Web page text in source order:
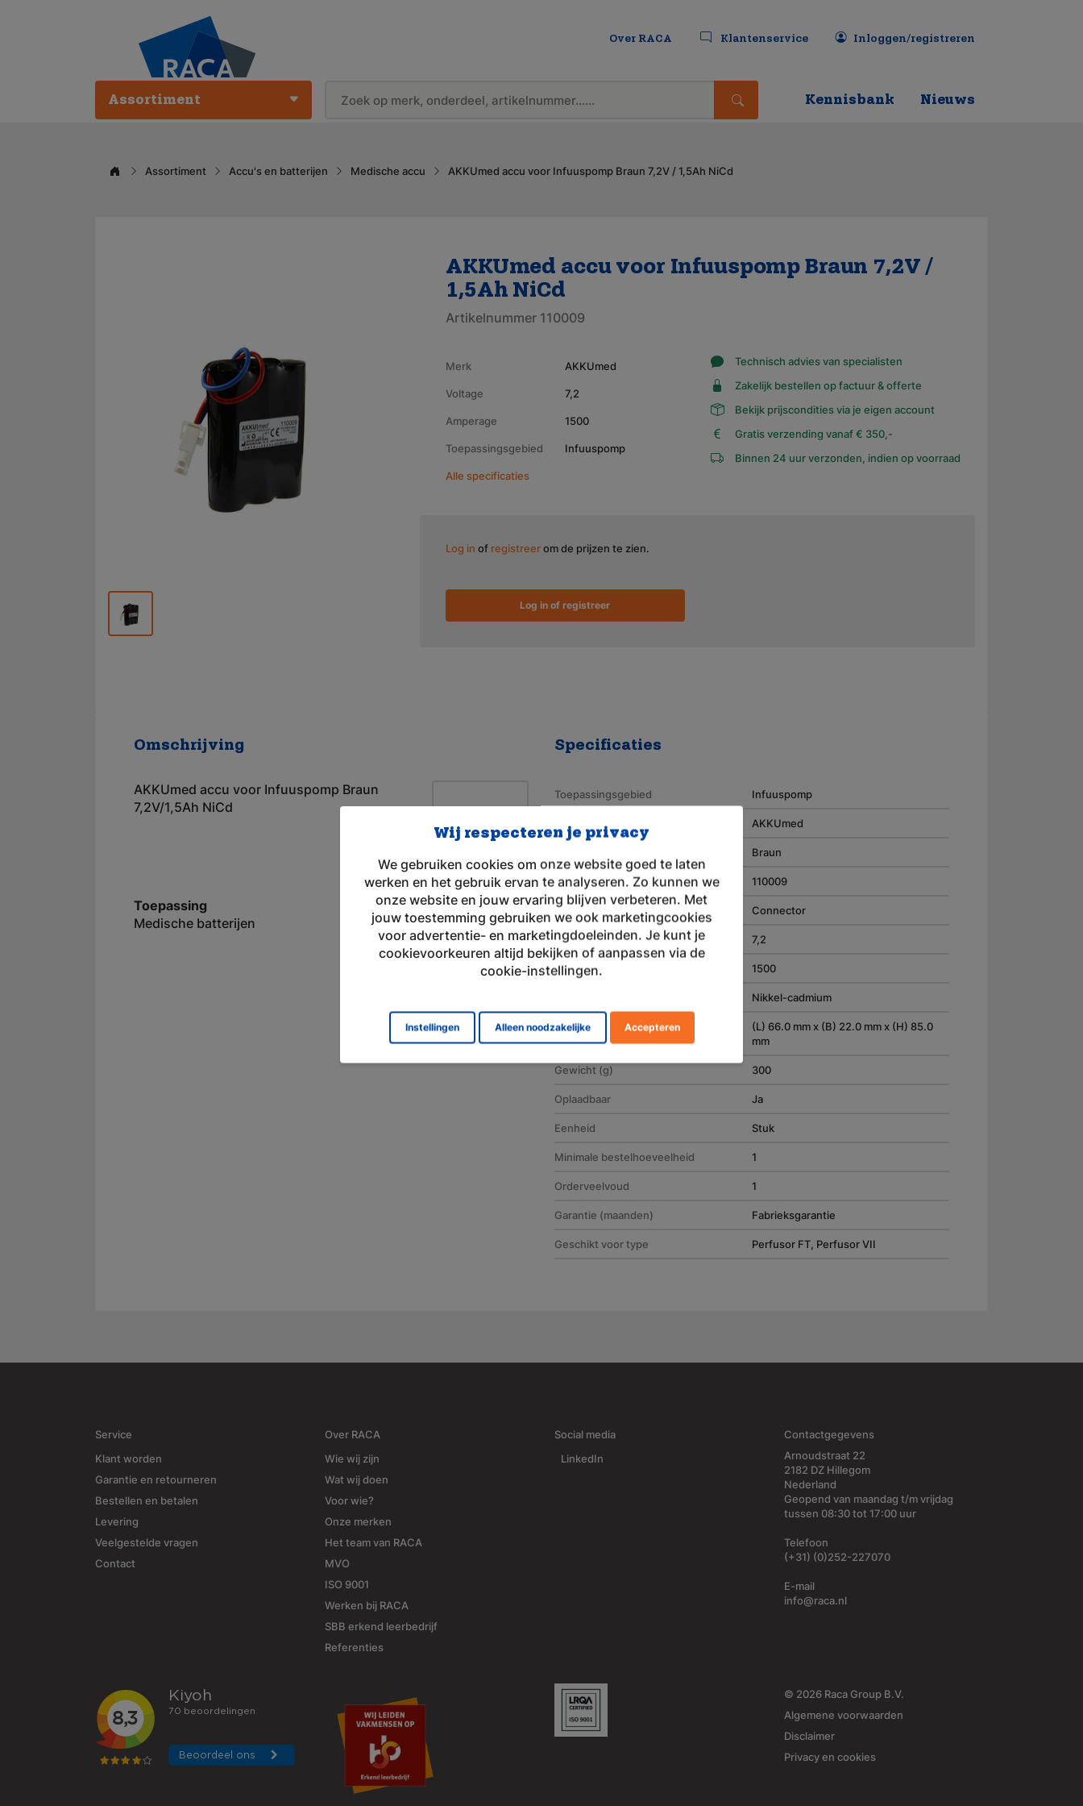
Over RACA Klantenservice Inloggen/registreren
Assortiment Kennisbank Nieuws
Assortiment Accu's en batterijen Medische accu AKKUmed accu voor Infuuspomp Braun 7,2V / 1,5Ah NiCd
AKKUmed accu voor Infuuspomp Braun 7,2V /
1,5Ah NiCd
Artikelnummer 110009
Merk AKKUmed
Voltage 7,2
Amperage 1500
Toepassingsgebied Infuuspomp
Alle specificaties
Technisch advies van specialisten
Zakelijk bestellen op factuur & offerte
Bekijk prijscondities via je eigen account
Gratis verzending vanaf € 350,-
Binnen 24 uur verzonden, indien op voorraad
Log in of registreerom de prijzen te zien.
Log in of registreer
Omschrijving
AKKUmed accu voor Infuuspomp Braun
7,2V/1,5Ah NiCd
Toepassing
Medische batterijen
Specificaties
Toepassingsgebied Infuuspomp
Merk AKKUmed
Braun
Artikelnummer 110009
Aansluiting Connector
Voltage (V) 7,2
Amperage (mAh) 1500
Nikkel-cadmium
Afmeting
(L) 66.0 mm x (B) 22.0 mm x (H) 85.0
mm
Gewicht (g) 300
Oplaadbaar Ja
Eenheid Stuk
Minimale bestelhoeveelheid 1
Orderveelvoud 1
Garantie (maanden) Fabrieksgarantie
Geschikt voor type Perfusor FT, Perfusor VII
Wij respecteren je privacy
We gebruiken cookies om onze website goed te laten
werken en het gebruik ervan te analyseren. Zo kunnen we
onze website en jouw ervaring blijven verbeteren. Met
jouw toestemming gebruiken we ook marketingcookies
voor advertentie- en marketingdoeleinden. Je kunt je
cookievoorkeuren altijd bekijken of aanpassen via de
cookie-instellingen.
Instellingen Alleen noodzakelijke Accepteren
Service
Klant worden
Garantie en retourneren
Bestellen en betalen
Levering
Veelgestelde vragen
Contact
Over RACA
Wie wij zijn
Wat wij doen
Voor wie?
Onze merken
Het team van RACA
MVO
ISO 9001
Werken bij RACA
SBB erkend leerbedrijf
Referenties
Social media
LinkedIn
Contactgegevens
Arnoudstraat 22
2182 DZ Hillegom
Nederland
Geopend van maandag t/m vrijdag
tussen 08:30 tot 17:00 uur
Telefoon
(+31) (0)252-227070
E-mail
info@raca.nl
© 2026 Raca Group B.V.
Algemene voorwaarden
Disclaimer
Privacy en cookies